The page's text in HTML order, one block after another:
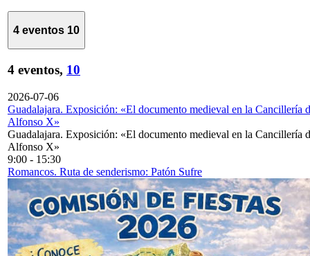
4 eventos 10
4 eventos, 10
2026-07-06
Guadalajara. Exposición: «El documento medieval en la Cancillería
Alfonso X»
Guadalajara. Exposición: «El documento medieval en la Cancillería
Alfonso X»
9:00 - 15:30
Romancos. Ruta de senderismo: Patón Sufre